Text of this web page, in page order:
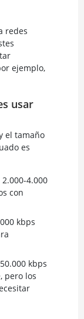
redes
ejemplo,
usar
el tamaño
es
4.000
con
kbps
kbps
pero los